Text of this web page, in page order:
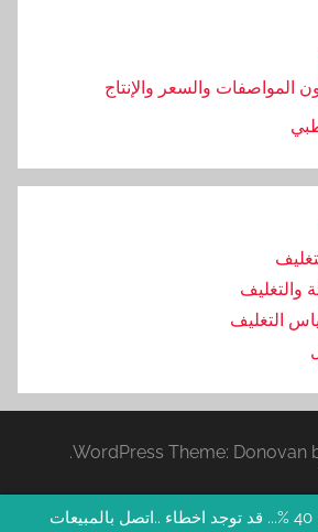
المواصفات والسعر والإنتاج
والتغليف
التغليف
WordPress Theme: Donovan